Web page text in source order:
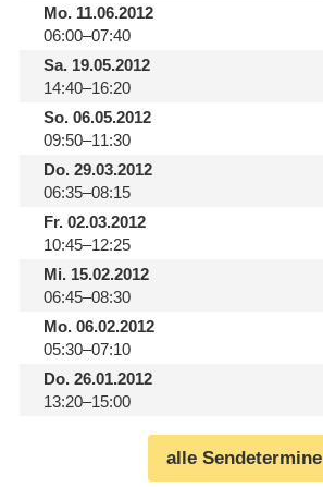
Mo.11.06.2012
06:00–07:40
Sa.19.05.2012
14:40–16:20
So.06.05.2012
09:50–11:30
Do.29.03.2012
06:35–08:15
Fr.02.03.2012
10:45–12:25
Mi.15.02.2012
06:45–08:30
Mo.06.02.2012
05:30–07:10
Do.26.01.2012
13:20–15:00
alle Sendetermine